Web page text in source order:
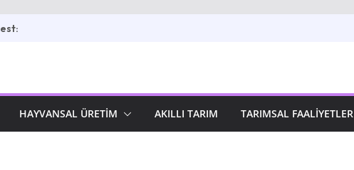
HAYVANSAL ÜRETIM AKILLI TARIM TARIMSAL FAALIYETLER